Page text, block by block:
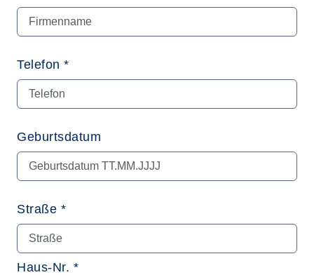
Telefon *
Geburtsdatum
Straße *
Haus-Nr. *